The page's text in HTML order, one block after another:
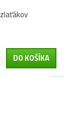
DO KOŠÍKA